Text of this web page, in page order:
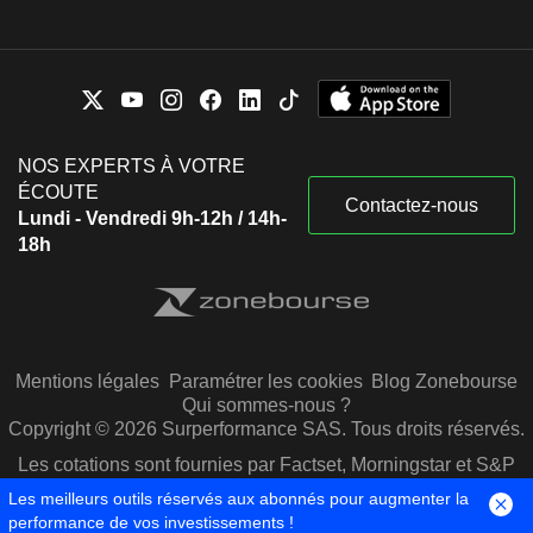
NOS EXPERTS À VOTRE
ÉCOUTE
Lundi - Vendredi 9h-12h / 14h-
18h
Contactez-nous
Mentions légales Paramétrer les cookies Blog Zonebourse
Qui sommes-nous ?
Copyright © 2026 Surperformance SAS. Tous droits réservés.
Les cotations sont fournies par Factset, Morningstar et S&P
Capital IQ
Les meilleurs outils réservés aux abonnés pour augmenter la
performance de vos investissements !